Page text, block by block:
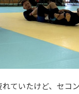
ていたけど、セコ